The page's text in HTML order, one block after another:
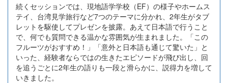
続くセッションでは、現地語学学校（EF）の様子やホームス
テイ、台湾見学旅行など7つのテーマに分かれ、2年生がタブ
レットを駆使してプレゼンを披露。あえて日本語で行うこと
で、何でも質問できる温かな雰囲気が生まれました。「この
フルーツがおすすめ！」「意外と日本語も通じて驚いた」と
いった、経験者ならではの生きたエピソードが飛び出し、回
を追うごとに2年生の語りも一段と滑らかに、説得力を増して
いきました。